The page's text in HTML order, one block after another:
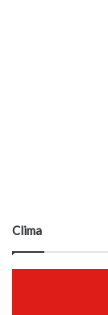
Clima